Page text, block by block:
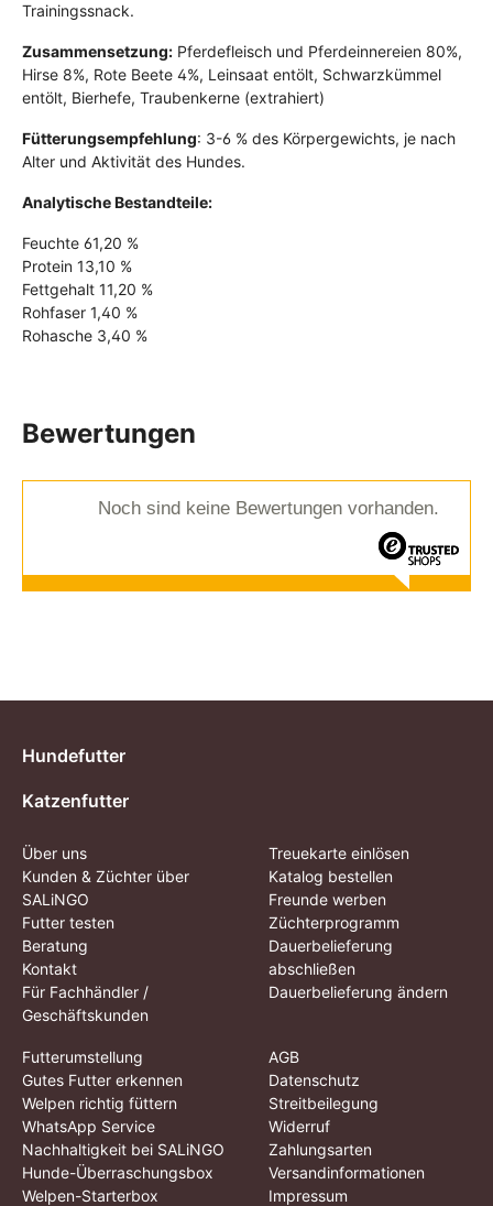
Trainingssnack.
Zusammensetzung: Pferdefleisch und Pferdeinnereien 80%,
Hirse 8%, Rote Beete 4%, Leinsaat entölt, Schwarzkümmel
entölt, Bierhefe, Traubenkerne (extrahiert)
Fütterungsempfehlung: 3-6 % des Körpergewichts, je nach
Alter und Aktivität des Hundes.
Analytische Bestandteile:
Feuchte 61,20 %
Protein 13,10 %
Fettgehalt 11,20 %
Rohfaser 1,40 %
Rohasche 3,40 %
Bewertungen
Noch sind keine Bewertungen vorhanden.
Hundefutter
Katzenfutter
Über uns
Kunden & Züchter über
SALiNGO
Futter testen
Beratung
Kontakt
Für Fachhändler /
Geschäftskunden
Treuekarte einlösen
Katalog bestellen
Freunde werben
Züchterprogramm
Dauerbelieferung
abschließen
Dauerbelieferung ändern
Futterumstellung
Gutes Futter erkennen
Welpen richtig füttern
WhatsApp Service
Nachhaltigkeit bei SALiNGO
Hunde-Überraschungsbox
Welpen-Starterbox
AGB
Datenschutz
Streitbeilegung
Widerruf
Zahlungsarten
Versandinformationen
Impressum